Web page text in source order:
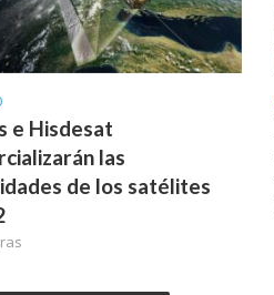
e Hisdesat
las
de los satélites